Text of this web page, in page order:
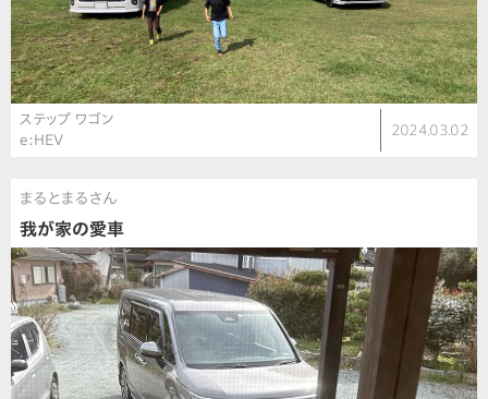
ステップ ワゴン
e:HEV
2024.03.02
まるとまるさん
我が家の愛車